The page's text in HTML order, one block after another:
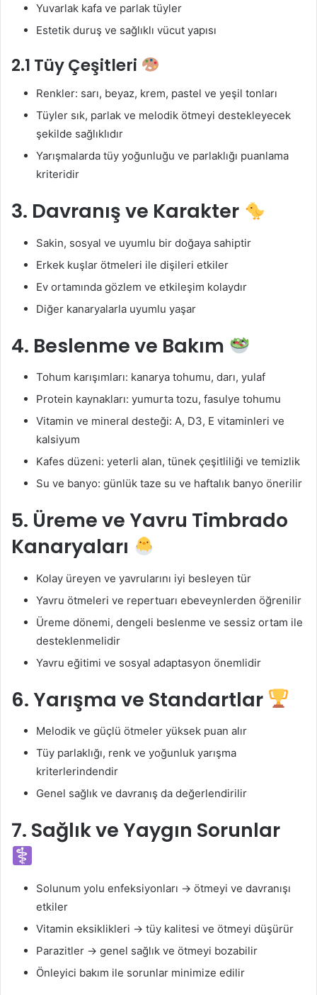
Yuvarlak kafa ve parlak tüyler
Estetik duruş ve sağlıklı vücut yapısı
2.1 Tüy Çeşitleri
Renkler: sarı, beyaz, krem, pastel ve yeşil tonları
Tüyler sık, parlak ve melodik ötmeyi destekleyecek
şekilde sağlıklıdır
Yarışmalarda tüy yoğunluğu ve parlaklığı puanlama
kriteridir
3. Davranış ve Karakter
Sakin, sosyal ve uyumlu bir doğaya sahiptir
Erkek kuşlar ötmeleri ile dişileri etkiler
Ev ortamında gözlem ve etkileşim kolaydır
Diğer kanaryalarla uyumlu yaşar
4. Beslenme ve Bakım
Tohum karışımları: kanarya tohumu, darı, yulaf
Protein kaynakları: yumurta tozu, fasulye tohumu
Vitamin ve mineral desteği: A, D3, E vitaminleri ve
kalsiyum
Kafes düzeni: yeterli alan, tünek çeşitliliği ve temizlik
Su ve banyo: günlük taze su ve haftalık banyo önerilir
5. Üreme ve Yavru Timbrado
Kanaryaları
Kolay üreyen ve yavrularını iyi besleyen tür
Yavru ötmeleri ve repertuarı ebeveynlerden öğrenilir
Üreme dönemi, dengeli beslenme ve sessiz ortam ile
desteklenmelidir
Yavru eğitimi ve sosyal adaptasyon önemlidir
6. Yarışma ve Standartlar
Melodik ve güçlü ötmeler yüksek puan alır
Tüy parlaklığı, renk ve yoğunluk yarışma
kriterlerindendir
Genel sağlık ve davranış da değerlendirilir
7. Sağlık ve Yaygın Sorunlar
Solunum yolu enfeksiyonları → ötmeyi ve davranışı
etkiler
Vitamin eksiklikleri → tüy kalitesi ve ötmeyi düşürür
Parazitler → genel sağlık ve ötmeyi bozabilir
Önleyici bakım ile sorunlar minimize edilir